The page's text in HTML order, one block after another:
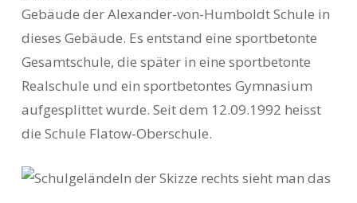
Gebäude der Alexander-von-Humboldt Schule in
dieses Gebäude. Es entstand eine sportbetonte
Gesamtschule, die später in eine sportbetonte
Realschule und ein sportbetontes Gymnasium
aufgesplittet wurde. Seit dem 12.09.1992 heisst
die Schule Flatow-Oberschule.
In der Skizze rechts sieht man das